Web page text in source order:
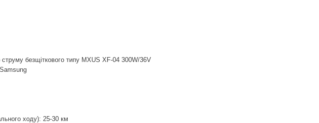
безщіткового типу MXUS XF-04 300W/36V
ходу): 25-30 км